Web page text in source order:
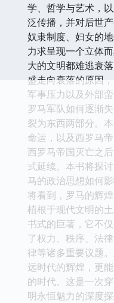
学、哲学与艺术，
泛传播，并对后世
奴隶制度、妇女的
力求呈现一个立体
大的文明都难逃衰
盛走向衰落的原因
军事压力以及外部
罗马军队如何逐渐
裂为东西两部分。
命运，以及西罗马
西罗马帝国灭亡之
式延续。本书将探
马的政治思想如何
将看到，罗马的辉
植根于现代文明的
书式的巨著，它不
了权力、秩序、法
律等诸多重要议题
远时代的辉煌，更
的时代。这是一次
明永恒魅力的深度探